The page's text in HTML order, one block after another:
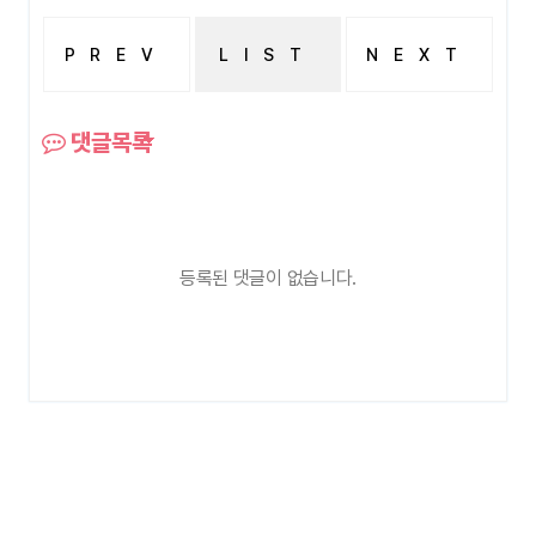
PREV
기숙사문의
LIST NEXT
댓글목록
등록된 댓글이 없습니다.